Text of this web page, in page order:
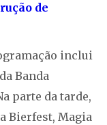
de
inclui
Banda
parte da tarde,
Bierfest, Magia